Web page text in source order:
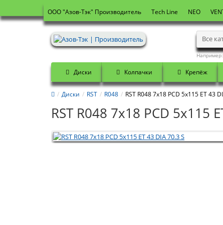
OOO "Азов-Тэк" Производитель Tech Line NEO
Все
Диски Колпачки Крепёж
Диски RST R048 RST R048 7x18 PCD 5x115 ET 43
RST R048 7x18 PCD 5x115